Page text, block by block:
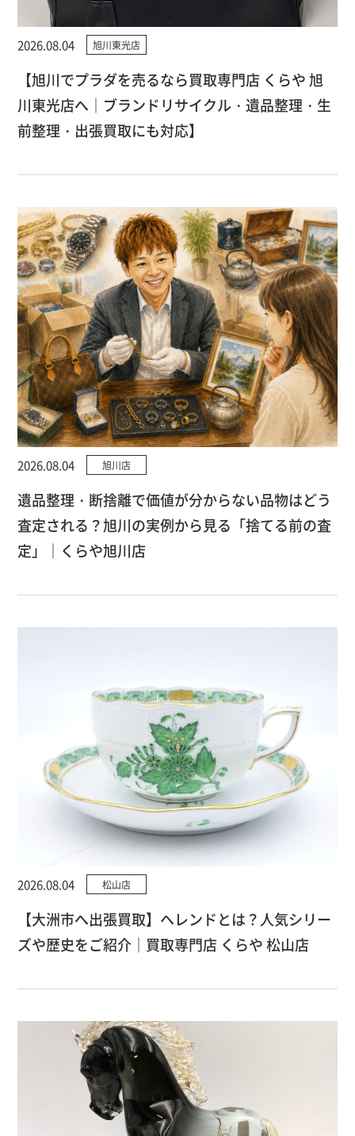
2026.08.04 旭川東光店
【旭川でプラダを売るなら買取専門店 くらや 旭
川東光店へ｜ブランドリサイクル・遺品整理・生
前整理・出張買取にも対応】
2026.08.04 旭川店
遺品整理・断捨離で価値が分からない品物はどう
査定される？旭川の実例から見る「捨てる前の査
定」｜くらや旭川店
2026.08.04 松山店
【大洲市へ出張買取】ヘレンドとは？人気シリー
ズや歴史をご紹介｜買取専門店 くらや 松山店